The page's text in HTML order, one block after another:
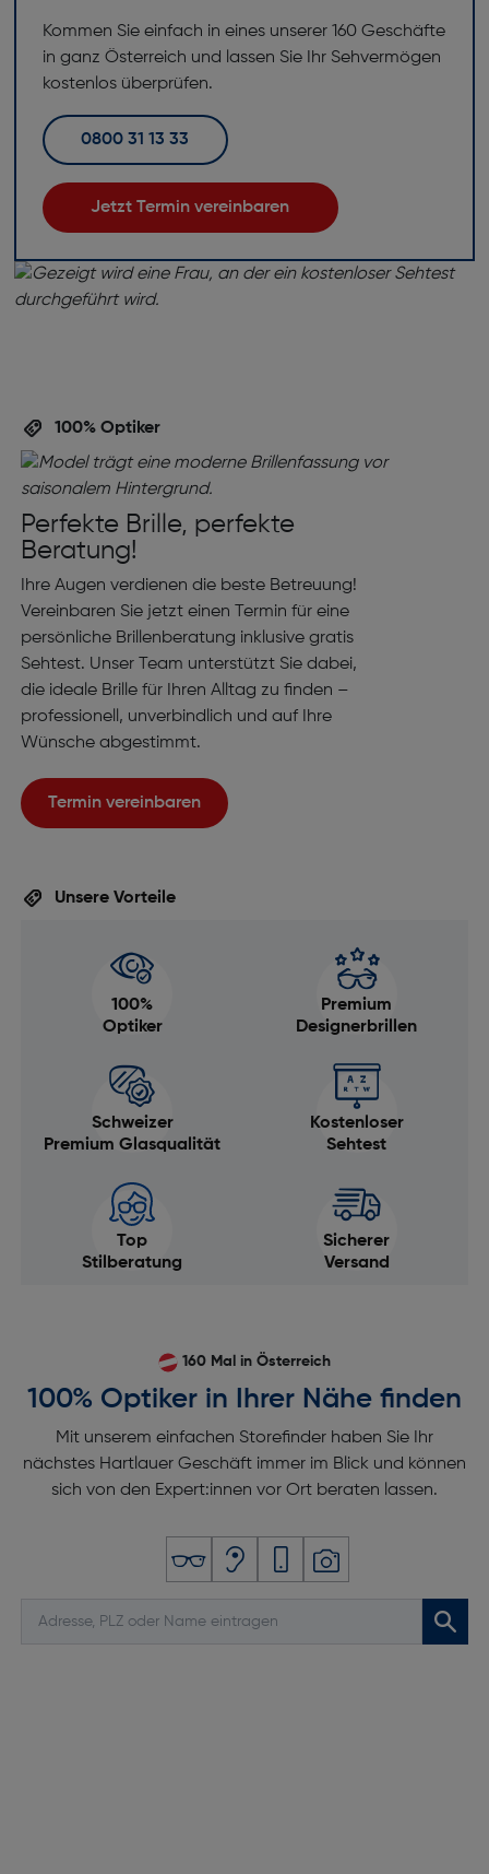
Kommen Sie einfach in eines unserer 160 Geschäfte
in ganz Österreich und lassen Sie Ihr Sehvermögen
kostenlos überprüfen.
0800 31 13 33
Jetzt Termin vereinbaren
100% Optiker
Perfekte Brille, perfekte
Beratung!
Ihre Augen verdienen die beste Betreuung!
Vereinbaren Sie jetzt einen Termin für eine
persönliche Brillenberatung inklusive gratis
Sehtest. Unser Team unterstützt Sie dabei,
die ideale Brille für Ihren Alltag zu finden –
professionell, unverbindlich und auf Ihre
Wünsche abgestimmt.
Termin vereinbaren
Unsere Vorteile
100%
Optiker
Premium
Designerbrillen
Schweizer
Premium Glasqualität
Kostenloser
Sehtest
Top
Stilberatung
Sicherer
Versand
160 Mal in Österreich
100% Optiker in Ihrer Nähe finden
Mit unserem einfachen Storefinder haben Sie Ihr
nächstes Hartlauer Geschäft immer im Blick und können
sich von den Expert:innen vor Ort beraten lassen.